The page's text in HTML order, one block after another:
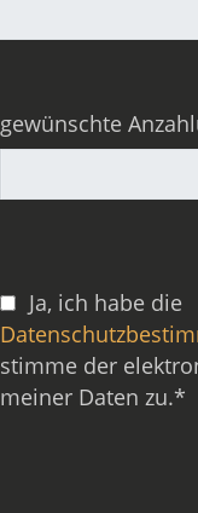
gewünschte
Ja, ich habe die
stimme der
meiner Daten zu.*